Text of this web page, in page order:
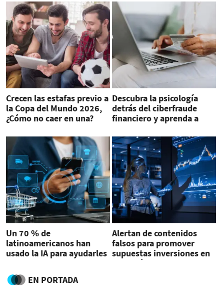
Crecen las estafas previo a
la Copa del Mundo 2026,
¿Cómo no caer en una?
Descubra la psicología
detrás del ciberfraude
financiero y aprenda a
Un 70 % de
latinoamericanos han
usado la IA para ayudarles
Alertan de contenidos
falsos para promover
supuestas inversiones en
Panamá
EN PORTADA